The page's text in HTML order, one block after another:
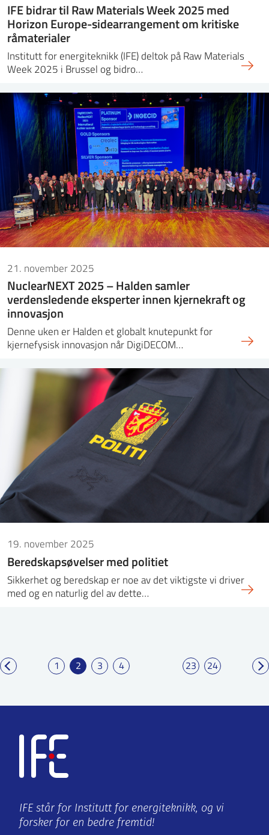
IFE bidrar til Raw Materials Week 2025 med
Horizon Europe-sidearrangement om kritiske
råmaterialer
Institutt for energiteknikk (IFE) deltok på Raw Materials
Week 2025 i Brussel og bidro…
21. november 2025
NuclearNEXT 2025 – Halden samler
verdensledende eksperter innen kjernekraft og
innovasjon
Denne uken er Halden et globalt knutepunkt for
kjernefysisk innovasjon når DigiDECOM…
19. november 2025
Beredskapsøvelser med politiet
Sikkerhet og beredskap er noe av det viktigste vi driver
med og en naturlig del av dette…
1 2 3 4 23 24
IFE står for Institutt for energiteknikk, og vi
forsker for en bedre fremtid!